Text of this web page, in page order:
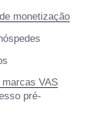
monetização
VAS
pré-